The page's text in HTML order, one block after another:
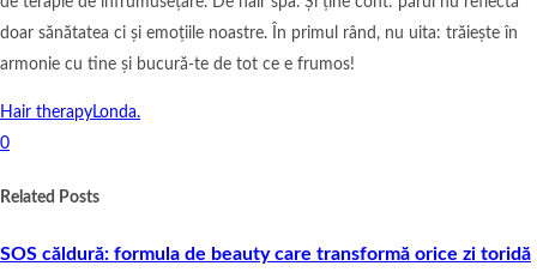
doar sănătatea ci și emoțiile noastre. În primul rând, nu uita: trăiește în
armonie cu tine și bucură-te de tot ce e frumos!
Hair therapyLonda.
0
Related Posts
SOS căldură: formula de beauty care transformă orice zi toridă